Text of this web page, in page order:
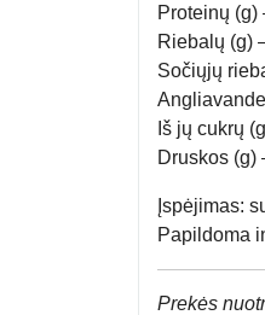
Proteinų (g)
Riebalų (g)
Sočiųjų
Iš jų cukrų
Druskos (g)
Įspėjimas:
Papildoma
Prekės